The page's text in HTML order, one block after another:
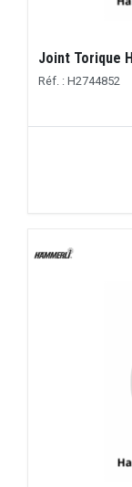
Joint Torique
Réf. : H2744852